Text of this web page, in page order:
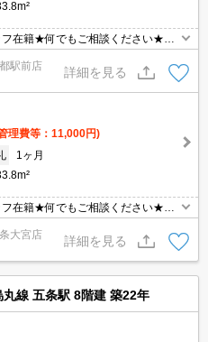
在籍★何でもご相談ください★当
駅前店
詳細を見る
理費等：11,000円)
1ヶ月
在籍★何でもご相談ください★当
大宮店
詳細を見る
線 五条駅 8階建 築22年